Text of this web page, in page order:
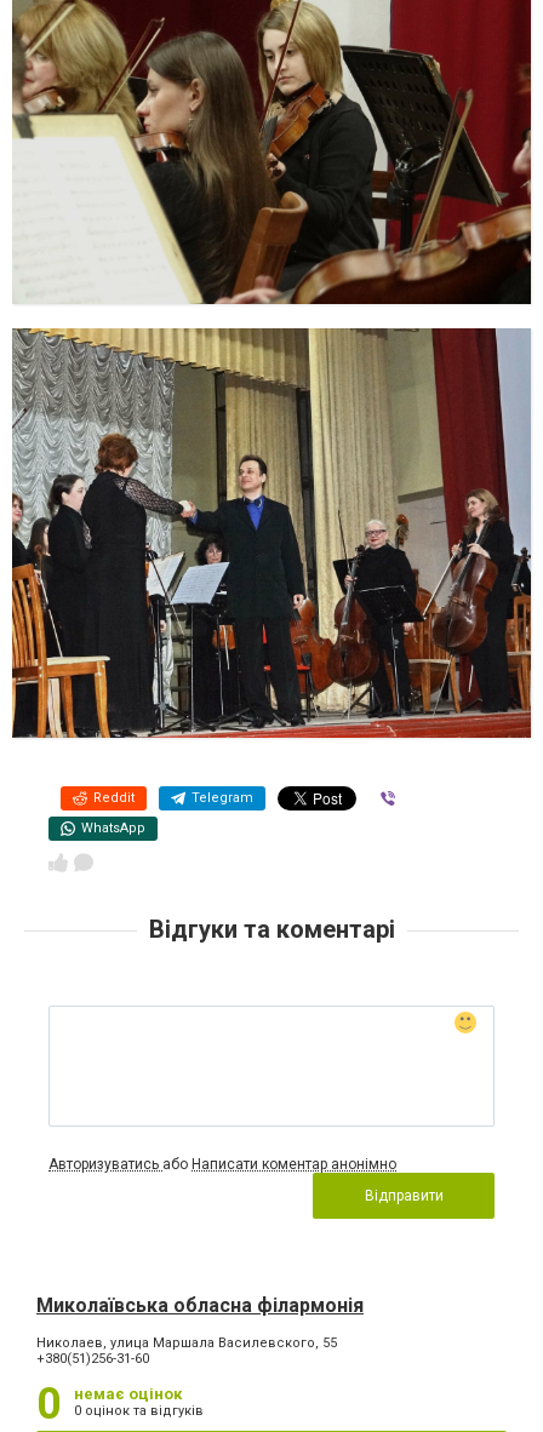
Reddit Telegram
WhatsApp
Відгуки та коментарі
Авторизуватись або Написати коментар анонімно
Відправити
Миколаївська обласна філармонія
Николаев, улица Маршала Василевского, 55
+380(51)256-31-60
0 немає оцінок
0 оцінок та відгуків